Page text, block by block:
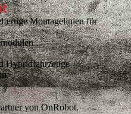
Montagelinien für
Hybridfahrzeuge
von OnRobot.